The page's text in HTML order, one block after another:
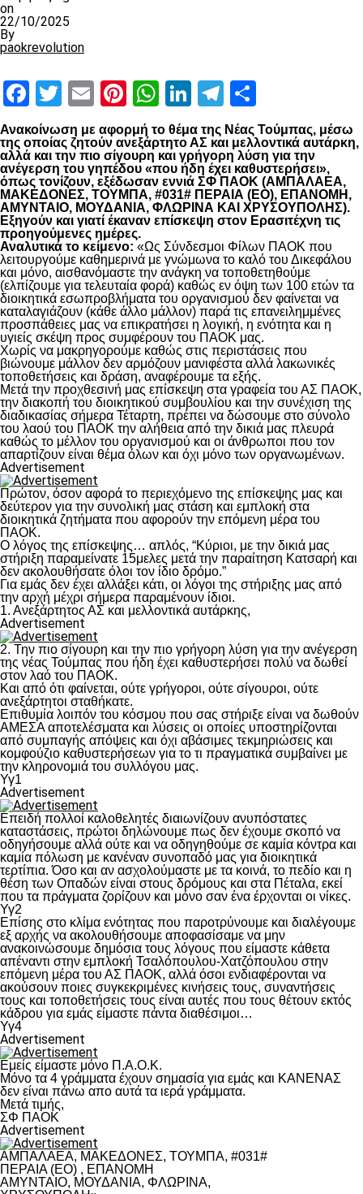
on
22/10/2025
By
paokrevolution
Facebook
Twitter
EmailPinterest
WhatsApp
LinkedIn
Telegram
Ανακοίνωση με αφορμή το θέμα της Νέας Τούμπας, μέσω
της οποίας ζητούν ανεξάρτητο ΑΣ και μελλοντικά αυτάρκη,
αλλά και την πιο σίγουρη και γρήγορη λύση για την
ανέγερση του γηπέδου «που ήδη έχει καθυστερήσει»,
όπως τονίζουν, εξέδωσαν εννιά ΣΦ ΠΑΟΚ (ΑΜΠΑΛΑΕΑ,
ΜΑΚΕΔΟΝΕΣ, ΤΟΥΜΠΑ, #031# ΠΕΡΑΙΑ (ΕΟ), ΕΠΑΝΟΜΗ,
ΑΜΥΝΤΑΙΟ, ΜΟΥΔΑΝΙΑ, ΦΛΩΡΙΝΑ ΚΑΙ ΧΡΥΣΟΥΠΟΛΗΣ).
Εξηγούν και γιατί έκαναν επίσκεψη στον Ερασιτέχνη τις
προηγούμενες ημέρες.
Αναλυτικά το κείμενο: «Ως Σύνδεσμοι Φίλων ΠΑΟΚ που
λειτουργούμε καθημερινά με γνώμωνα το καλό του Δικεφάλου
και μόνο, αισθανόμαστε την ανάγκη να τοποθετηθούμε
(ελπίζουμε για τελευταία φορά) καθώς εν όψη των 100 ετών τα
διοικητικά εσωπροβλήματα του οργανισμού δεν φαίνεται να
καταλαγιάζουν (κάθε άλλο μάλλον) παρά τις επανειλημμένες
προσπάθειες μας να επικρατήσει η λογική, η ενότητα και η
υγιείς σκέψη προς συμφέρουν του ΠΑΟΚ μας.
Χωρίς να μακρηγορούμε καθώς στις περιστάσεις που
βιώνουμε μάλλον δεν αρμόζουν μανιφέστα αλλά λακωνικές
τοποθετήσεις και δράση, αναφέρουμε τα εξής.
Μετά την προχθεσινή μας επίσκεψη στα γραφεία του ΑΣ ΠΑΟΚ,
την διακοπή του διοικητικού συμβουλίου και την συνέχιση της
διαδικασίας σήμερα Τέταρτη, πρέπει να δώσουμε στο σύνολο
του λαού του ΠΑΟΚ την αλήθεια από την δικιά μας πλευρά
καθώς το μέλλον του οργανισμού και οι άνθρωποι που τον
απαρτίζουν είναι θέμα όλων και όχι μόνο των οργανωμένων.
Advertisement
Πρώτον, όσον αφορά το περιεχόμενο της επίσκεψης μας και
δεύτερον για την συνολική μας στάση και εμπλοκή στα
διοικητικά ζητήματα που αφορούν την επόμενη μέρα του
ΠΑΟΚ.
Ο λόγος της επίσκεψης… απλός, “Κύριοι, με την δικιά μας
στήριξη παραμείνατε 15μελες μετά την παραίτηση Κατσαρή και
δεν ακολουθήσατε όλοι τον ίδιο δρόμο.”
Για εμάς δεν έχει αλλάξει κάτι, οι λόγοι της στήριξης μας από
την αρχή μέχρι σήμερα παραμένουν ίδιοι.
1. Ανεξάρτητος ΑΣ και μελλοντικά αυτάρκης,
Advertisement
2. Την πιο σίγουρη και την πιο γρήγορη λύση για την ανέγερση
της νέας Τούμπας που ήδη έχει καθυστερήσει πολύ να δωθεί
στον λαό του ΠΑΟΚ.
Και από ότι φαίνεται, ούτε γρήγοροι, ούτε σίγουροι, ούτε
ανεξάρτητοι σταθήκατε.
Επιθυμία λοιπόν του κόσμου που σας στήριξε είναι να δωθούν
ΑΜΕΣΑ αποτελέσματα και λύσεις οι οποίες υποστηρίζονται
από συμπαγής απόψεις και όχι αβάσιμες τεκμηριώσεις και
κομφούζιο καθυστερήσεων για το τι πραγματικά συμβαίνει με
την κληρονομιά του συλλόγου μας.
Υγ1
Advertisement
Επειδή πολλοί καλοθελητές διαιωνίζουν ανυπόστατες
καταστάσεις, πρώτοι δηλώνουμε πως δεν έχουμε σκοπό να
οδηγήσουμε αλλά ούτε και να οδηγηθούμε σε καμία κόντρα και
καμία πόλωση με κανέναν συνοπαδό μας για διοικητικά
τερτίπια. Όσο και αν ασχολούμαστε με τα κοινά, το πεδίο και η
θέση των Οπαδών είναι στους δρόμους και στα Πέταλα, εκεί
που τα πράγματα ζορίζουν και μόνο σαν ένα έρχονται οι νίκες.
Υγ2
Επίσης στο κλίμα ενότητας που παροτρύνουμε και διαλέγουμε
εξ αρχής να ακολουθήσουμε αποφασίσαμε να μην
ανακοινώσουμε δημόσια τους λόγους που είμαστε κάθετα
απέναντι στην εμπλοκή Τσαλόπουλου-Χατζόπουλου στην
επόμενη μέρα του ΑΣ ΠΑΟΚ, αλλά όσοι ενδιαφέρονται να
ακούσουν ποιες συγκεκριμένες κινήσεις τους, συναντήσεις
τους και τοποθετήσεις τους είναι αυτές που τους θέτουν εκτός
κάδρου για εμάς είμαστε πάντα διαθέσιμοι…
Υγ4
Advertisement
Εμείς είμαστε μόνο Π.Α.Ο.Κ.
Μόνο τα 4 γράμματα έχουν σημασία για εμάς και ΚΑΝΕΝΑΣ
δεν είναι πάνω απο αυτά τα ιερά γράμματα.
Μετά τιμής,
ΣΦ ΠΑΟΚ
Advertisement
ΑΜΠΑΛΑΕΑ, ΜΑΚΕΔΟΝΕΣ, ΤΟΥΜΠΑ, #031#
ΠΕΡΑΙΑ (ΕΟ) , ΕΠΑΝΟΜΗ
ΑΜΥΝΤΑΙΟ, ΜΟΥΔΑΝΙΑ, ΦΛΩΡΙΝΑ,